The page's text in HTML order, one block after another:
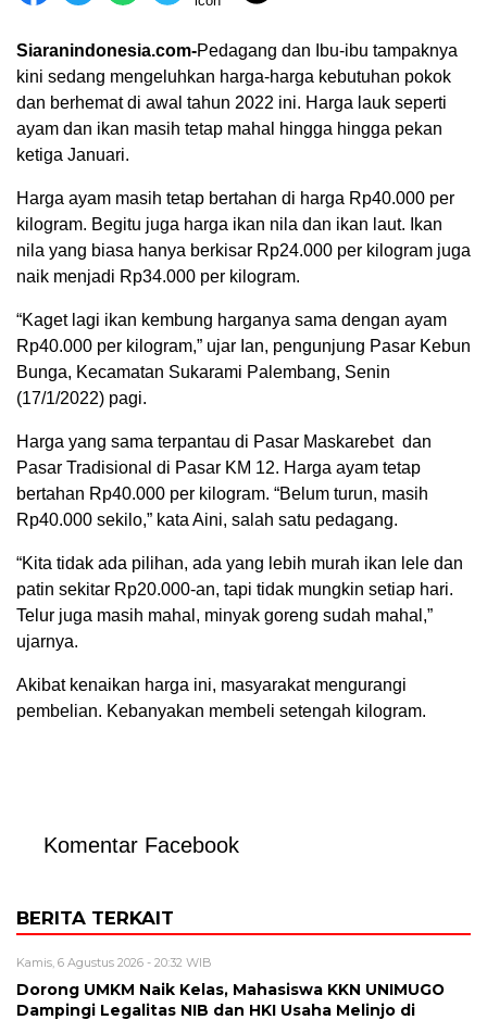
00:00
Siaranindonesia.com-Pedagang dan Ibu-ibu tampaknya
kini sedang mengeluhkan harga-harga kebutuhan pokok
dan berhemat di awal tahun 2022 ini. Harga lauk seperti
ayam dan ikan masih tetap mahal hingga hingga pekan
ketiga Januari.
Harga ayam masih tetap bertahan di harga Rp40.000 per
kilogram. Begitu juga harga ikan nila dan ikan laut. Ikan
nila yang biasa hanya berkisar Rp24.000 per kilogram juga
naik menjadi Rp34.000 per kilogram.
“Kaget lagi ikan kembung harganya sama dengan ayam
Rp40.000 per kilogram,” ujar Ian, pengunjung Pasar Kebun
Bunga, Kecamatan Sukarami Palembang, Senin
(17/1/2022) pagi.
Harga yang sama terpantau di Pasar Maskarebet dan
Pasar Tradisional di Pasar KM 12. Harga ayam tetap
bertahan Rp40.000 per kilogram. “Belum turun, masih
Rp40.000 sekilo,” kata Aini, salah satu pedagang.
“Kita tidak ada pilihan, ada yang lebih murah ikan lele dan
patin sekitar Rp20.000-an, tapi tidak mungkin setiap hari.
Telur juga masih mahal, minyak goreng sudah mahal,”
ujarnya.
Akibat kenaikan harga ini, masyarakat mengurangi
pembelian. Kebanyakan membeli setengah kilogram.
Komentar Facebook
BERITA TERKAIT
Kamis, 6 Agustus 2026 - 20:32 WIB
Dorong UMKM Naik Kelas, Mahasiswa KKN UNIMUGO
Dampingi Legalitas NIB dan HKI Usaha Melinjo di